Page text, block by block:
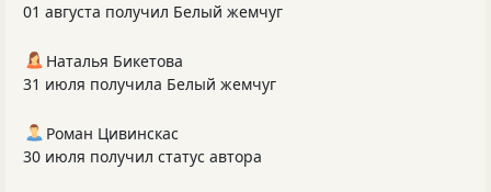
01 августа получил Белый жемчуг
Наталья Бикетова
31 июля получила Белый жемчуг
Роман Цивинскас
30 июля получил статус автора